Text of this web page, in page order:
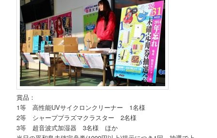
賞品：
1等 高性能UVサイクロンクリーナー 1名様
2等 シャーププラズマクラスター 2名様
3等 超音波式加湿器 3名様 ほか